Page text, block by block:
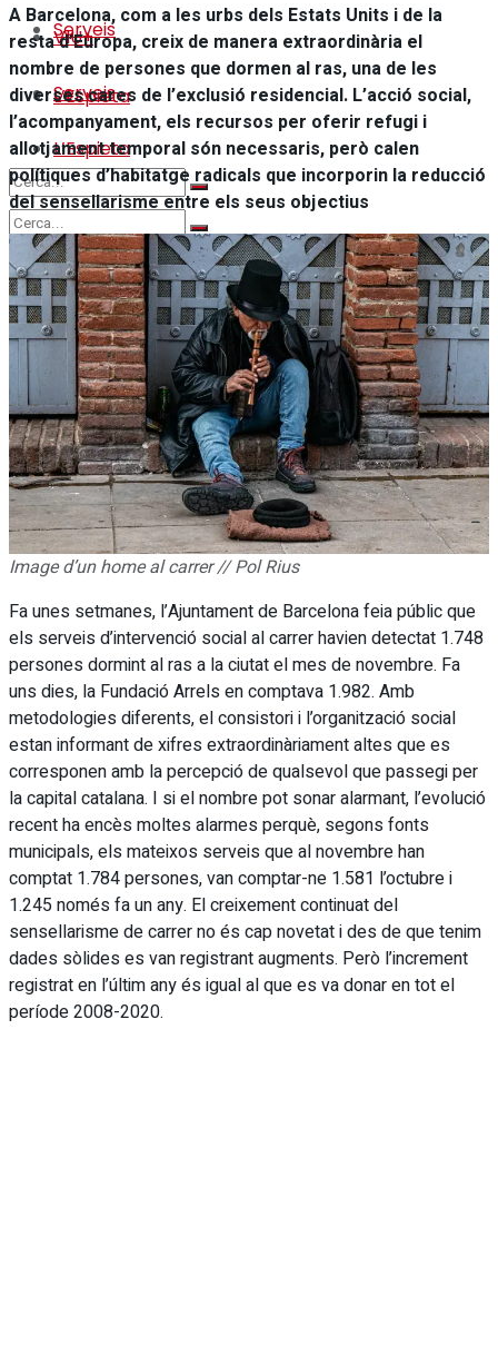
Serveis
L’Espieta
Sense resultats
Veure tots els resultats
VIU+
Serveis
L’Espieta
Sense resultats
Veure tots els resultats
A Barcelona, com a les urbs dels Estats Units i de la
resta d’Europa, creix de manera extraordinària el
nombre de persones que dormen al ras, una de les
diverses cares de l’exclusió residencial. L’acció social,
l’acompanyament, els recursos per oferir refugi i
allotjament temporal són necessaris, però calen
polítiques d’habitatge radicals que incorporin la reducció
del sensellarisme entre els seus objectius
Image d’un home al carrer // Pol Rius
Fa unes setmanes, l’Ajuntament de Barcelona feia públic que
els serveis d’intervenció social al carrer havien detectat 1.748
persones dormint al ras a la ciutat el mes de novembre. Fa
uns dies, la Fundació Arrels en comptava 1.982. Amb
metodologies diferents, el consistori i l’organització social
estan informant de xifres extraordinàriament altes que es
corresponen amb la percepció de qualsevol que passegi per
la capital catalana. I si el nombre pot sonar alarmant, l’evolució
recent ha encès moltes alarmes perquè, segons fonts
municipals, els mateixos serveis que al novembre han
comptat 1.784 persones, van comptar-ne 1.581 l’octubre i
1.245 només fa un any. El creixement continuat del
sensellarisme de carrer no és cap novetat i des de que tenim
dades sòlides es van registrant augments. Però l’increment
registrat en l’últim any és igual al que es va donar en tot el
període 2008-2020.